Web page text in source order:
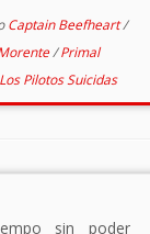
Captain Beefheart/
/Primal
Los Pilotos Suicidas
sin poder